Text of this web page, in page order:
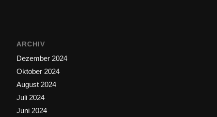
ARCHIV
Dezember 2024
Oktober 2024
August 2024
Juli 2024
Juni 2024